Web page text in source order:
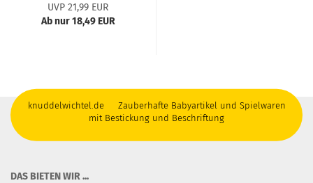
UVP 21,99 EUR
Ab nur 18,49 EUR
knuddelwichtel.de Zauberhafte Babyartikel und Spielwaren
mit Bestickung und Beschriftung
DAS BIETEN WIR ...